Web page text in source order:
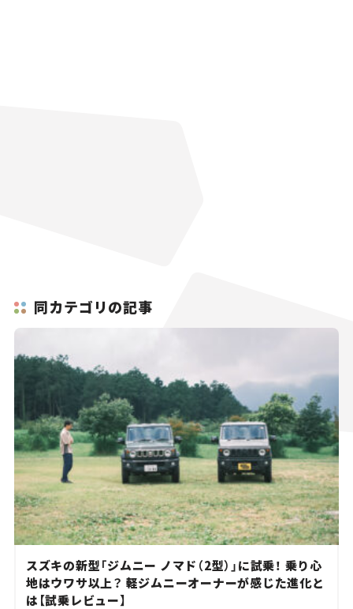
同カテゴリの記事
スズキの新型「ジムニー ノマド（2型）」に試乗！ 乗り心
地はウワサ以上？ 軽ジムニーオーナーが感じた進化と
は【試乗レビュー】